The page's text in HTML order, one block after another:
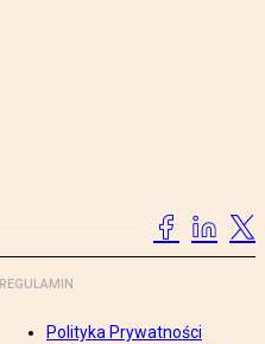
REGULAMIN
Polityka Prywatności